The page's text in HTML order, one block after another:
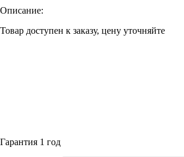
Описание:
Товар доступен к заказу, цену уточняйте
Гарантия 1 год